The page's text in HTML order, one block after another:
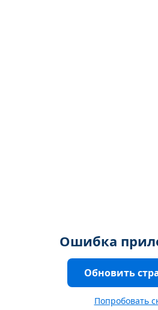
Ошибка
Обновить
Попробовать